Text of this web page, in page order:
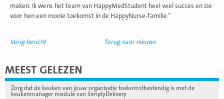
maken. Ik wens het team van HappyMedStudent heel veel succes en zie
voor hen een mooie toekomst in de HappyNurse-familie.”
Vorig bericht Terug naar nieuws
MEEST GELEZEN
Zorg dat de keuken van jouw organisatie toekomstbestendig is met de
keukenmanager module van SimplyDelivery